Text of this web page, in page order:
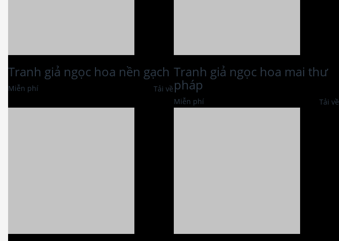
Tranh giả ngọc hoa nền gạch
Miễn phí Tải về
Tranh giả ngọc hoa mai thư
pháp
Miễn phí Tải về